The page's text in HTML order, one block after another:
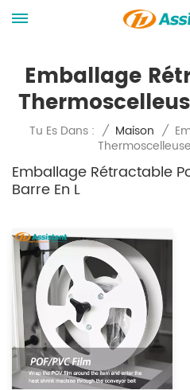
Emballage
Tu Es Dans : / Maison /
Emballage Rétractable
Barre En L